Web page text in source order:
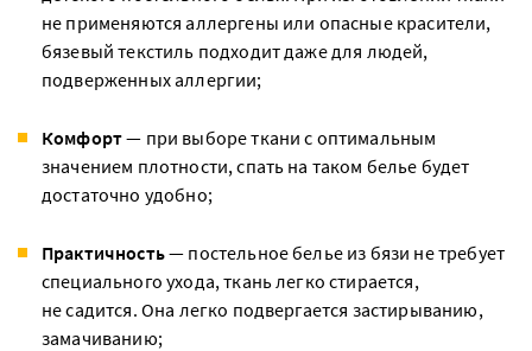
не применяются аллергены или опасные красители,
бязевый текстиль подходит даже для людей,
подверженных аллергии;
Комфорт— при выборе ткани с оптимальным
значением плотности, спать на таком белье будет
достаточно удобно;
Практичность— постельное белье из бязи не требует
специального ухода, ткань легко стирается,
не садится. Она легко подвергается застирыванию,
замачиванию;